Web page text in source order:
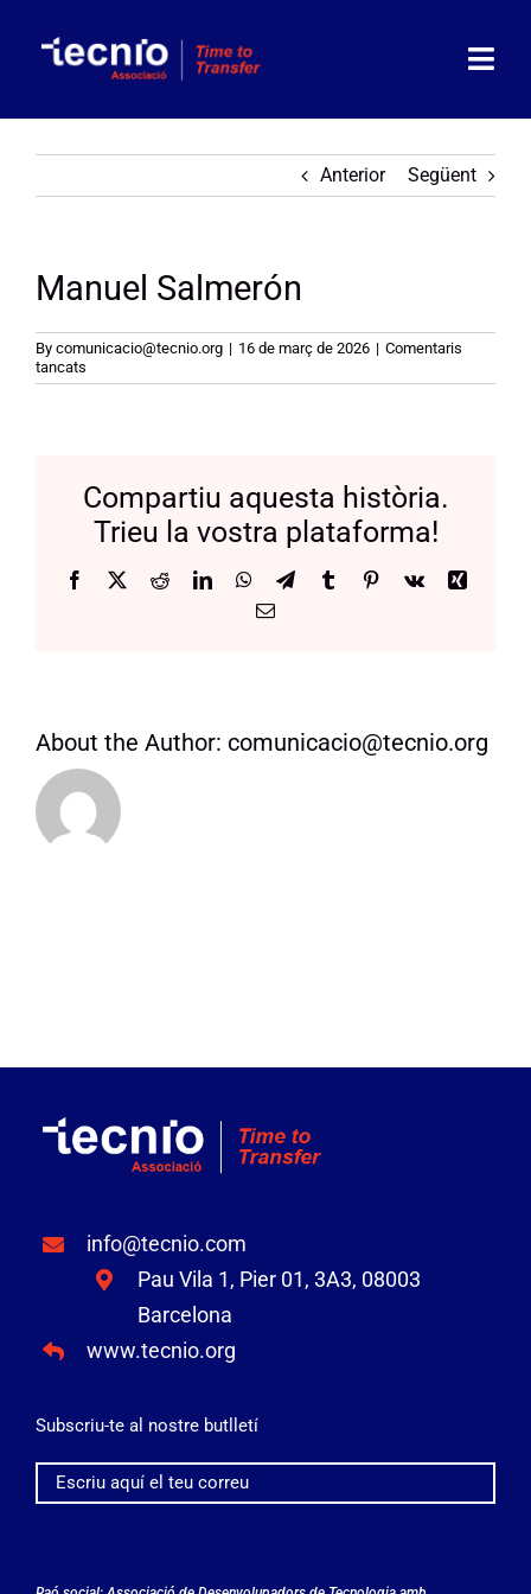
content
Partners
Actualitat
Manifest
Anterior Següent
Manuel Salmerón
By comunicacio@tecnio.org | 16 de març de 2026 | Comentaris
tancats
Manuel
Compartiu aquesta història.
Trieu la vostra plataforma!
Facebook
X RedditLinkedInWhatsApp
TelegramTumblrPinterest
Vk
Xing
Email:
About the Author: comunicacio@tecnio.org
info@tecnio.com
Pau Vila 1, Pier 01, 3A3, 08003
Barcelona
www.tecnio.org
Subscriu-te al nostre butlletí